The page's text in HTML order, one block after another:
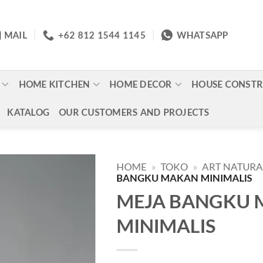
MAIL +62 812 1544 1145 WHATSAPP
HOME KITCHEN HOME DECOR HOUSE
KATALOG OUR CUSTOMERS AND PROJECTS
HOME » TOKO » ART
BANGKU MAKAN MINIMALIS
MEJA BANGKU
MINIMALIS